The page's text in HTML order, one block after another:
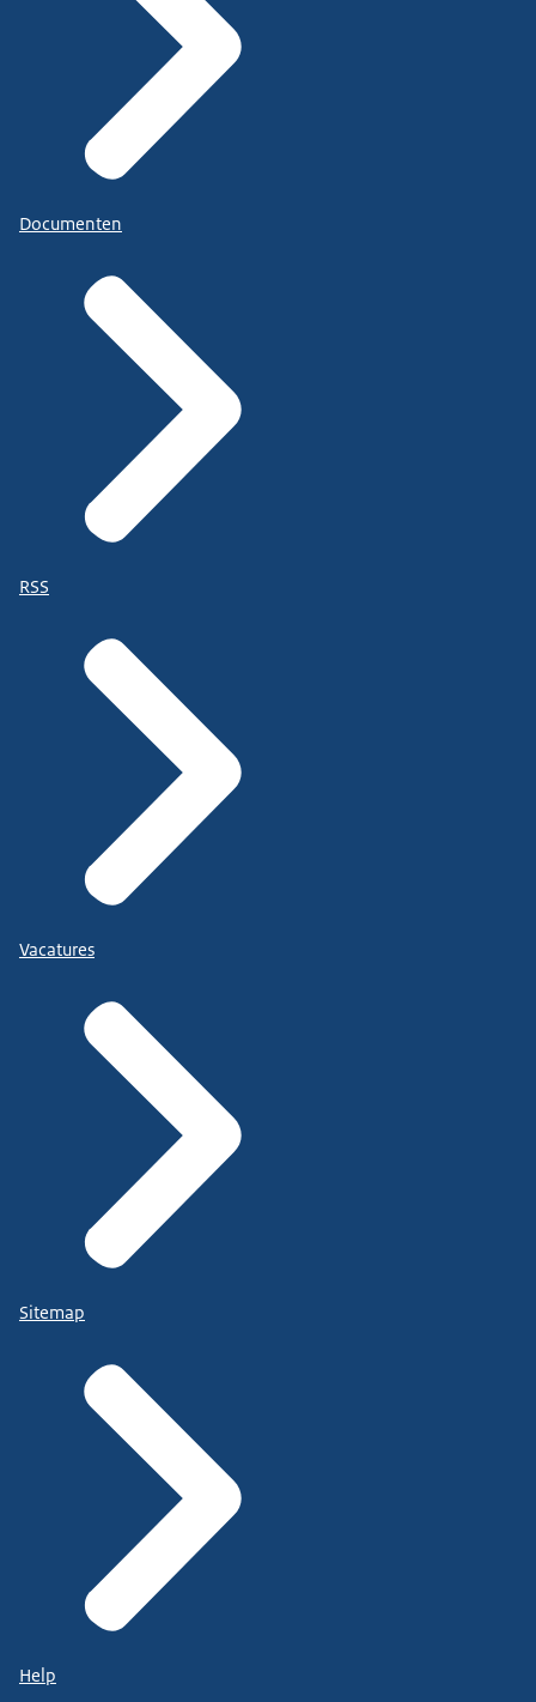
Documenten
RSS
Vacatures
Sitemap
Help